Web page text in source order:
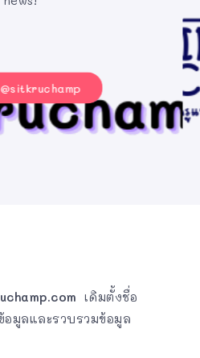
เดิมตั้งชื่อ
อมูลและรวบรวมข้อมูล